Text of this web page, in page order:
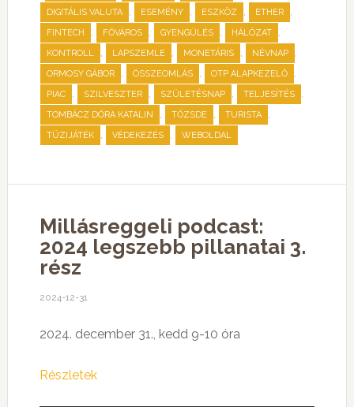
DIGITÁLIS VALUTA , ESEMÉNY , ESZKÖZ , ETHER ,
FINTECH , FŐVÁROS , GYENGÜLÉS , HÁLÓZAT ,
KONTROLL , LAPSZEMLE , MONETÁRIS , NÉVNAP ,
ORMOSY GÁBOR , ÖSSZEOMLÁS , OTP ALAPKEZELŐ ,
PIAC , SZILVESZTER , SZÜLETÉSNAP , TELJESÍTÉS ,
TOMBÁCZ DÓRA KATALIN , TŐZSDE , TURISTA ,
TÜZIJÁTÉK , VÉDEKEZÉS , WEBOLDAL
Millásreggeli podcast:
2024 legszebb pillanatai 3.
rész
2024-12-31
2024. december 31., kedd 9-10 óra
Részletek